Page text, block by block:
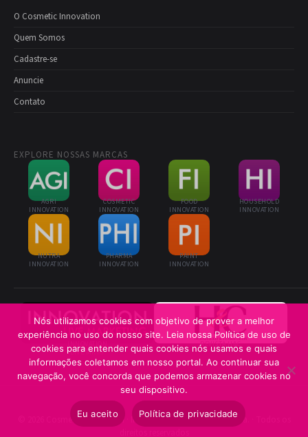
O Cosmetic Innovation
Quem Somos
Cadastre-se
Anuncie
Contato
EXPLORE NOSSAS MARCAS
AGRI
INNOVATION
COSMETIC
INNOVATION
FOOD
INNOVATION
HOUSEHOLD
INNOVATION
NUTRA
INNOVATION
PHARMA
INNOVATION
PAINT
INNOVATION
INNOVATION
LIVE MKTG
REVISTA H&C
© 2026 Cosmetic Innovation · Innovation Business Media Ltda. · Todos os
Nós utilizamos cookies com objetivo de prover a melhor
experiência no uso do nosso site. Leia nossa Política de uso de
cookies para entender quais cookies nós usamos e quais
informações coletamos em nosso portal. Ao continuar sua
navegação, você concorda que podemos armazenar cookies no
seu dispositivo.
Eu aceito Política de privacidade